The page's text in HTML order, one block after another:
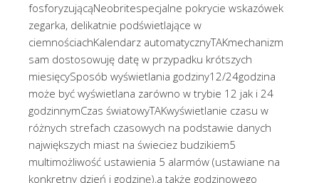
fosforyzującąNeobritespecjalne pokrycie wskazówek
zegarka, delikatnie podświetlające w
ciemnościachKalendarz automatycznyTAKmechanizm
sam dostosowuję datę w przypadku krótszych
miesięcySposób wyświetlania godziny12/24godzina
może być wyświetlana zarówno w trybie 12 jak i 24
godzinnymCzas światowyTAKwyświetlanie czasu w
różnych strefach czasowych na podstawie danych
największych miast na świeciez budzikiem5
multimożliwość ustawienia 5 alarmów (ustawiane na
konkretny dzień i godzinę),a także godzinowego